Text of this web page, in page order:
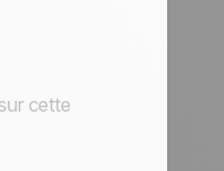
cette